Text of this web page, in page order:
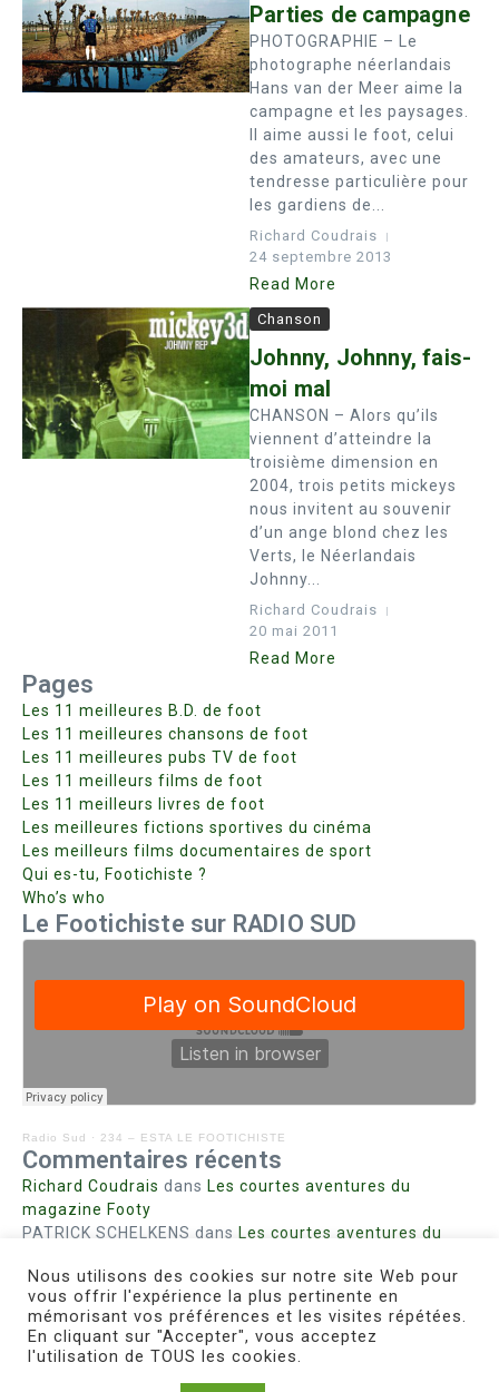
Parties de campagne
PHOTOGRAPHIE – Le
photographe néerlandais
Hans van der Meer aime la
campagne et les paysages.
Il aime aussi le foot, celui
des amateurs, avec une
tendresse particulière pour
les gardiens de...
Richard Coudrais
24 septembre 2013
Read More
Chanson
Johnny, Johnny, fais-
moi mal
CHANSON – Alors qu’ils
viennent d’atteindre la
troisième dimension en
2004, trois petits mickeys
nous invitent au souvenir
d’un ange blond chez les
Verts, le Néerlandais
Johnny...
Richard Coudrais
20 mai 2011
Read More
Pages
Les 11 meilleures B.D. de foot
Les 11 meilleures chansons de foot
Les 11 meilleures pubs TV de foot
Les 11 meilleurs films de foot
Les 11 meilleurs livres de foot
Les meilleures fictions sportives du cinéma
Les meilleurs films documentaires de sport
Qui es-tu, Footichiste ?
Who’s who
Le Footichiste sur RADIO SUD
Radio Sud · 234 – ESTA LE FOOTICHISTE
Commentaires récents
Richard Coudrais dans Les courtes aventures du
magazine Footy
PATRICK SCHELKENS dans Les courtes aventures du
Bohn fabiennedans Intrigues sanglantes à Mulhouse
Steph. RUTA dansLust for Nice
MIRMANDdansPieds agiles et champignons
Nous utilisons des cookies sur notre site Web pour
vous offrir l'expérience la plus pertinente en
mémorisant vos préférences et les visites répétées.
En cliquant sur "Accepter", vous acceptez
l'utilisation de TOUS les cookies.